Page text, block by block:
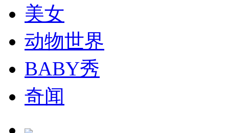
司机酒驾遇交警 急速倒车逃窜
美女
动物世界
BABY秀
奇闻